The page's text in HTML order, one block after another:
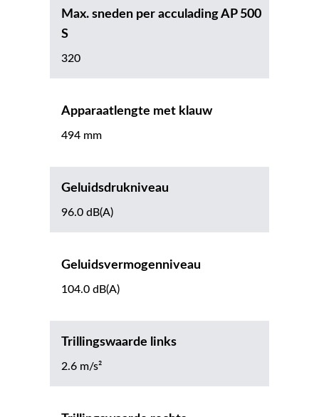
Max. sneden per acculading AP 500
S
320
Apparaatlengte met klauw
494 mm
Geluidsdrukniveau
96.0 dB(A)
Geluidsvermogenniveau
104.0 dB(A)
Trillingswaarde links
2.6 m/s²